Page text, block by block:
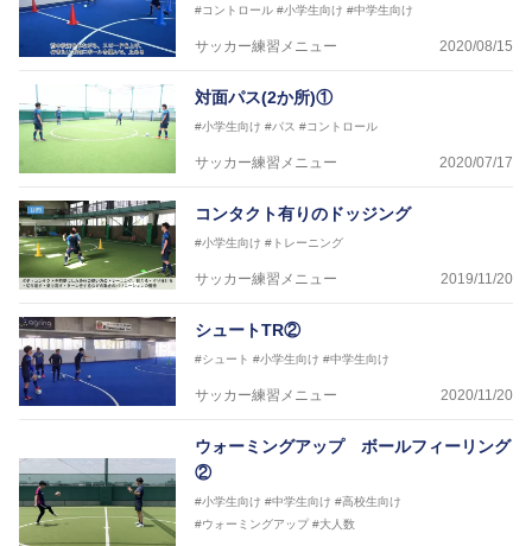
日本サッカー協会公認B級ライセンス・日本サッカー
#コントロール #小学生向け #中学生向け
サッカー練習メニュー 2020/08/15
対面パス(2か所)①
#小学生向け #パス #コントロール
サッカー練習メニュー 2020/07/17
コンタクト有りのドッジング
#小学生向け #トレーニング
サッカー練習メニュー 2019/11/20
シュートTR②
#シュート #小学生向け #中学生向け
サッカー練習メニュー 2020/11/20
ウォーミングアップ ボールフィーリング
②
#小学生向け #中学生向け #高校生向け
#ウォーミングアップ #大人数